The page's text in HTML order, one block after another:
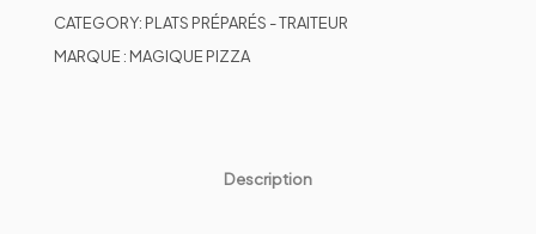
CATEGORY: PLATS PRÉPARÉS - TRAITEUR
MARQUE : MAGIQUE PIZZA
Description